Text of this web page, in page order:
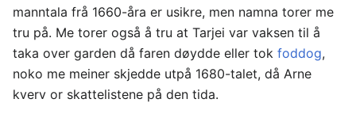
manntala frå 1660-åra er usikre, men namna torer me
tru på. Me torer også å tru at Tarjei var vaksen til å
taka over garden då faren døydde eller tok foddog,
noko me meiner skjedde utpå 1680-talet, då Arne
kverv or skattelistene på den tida.